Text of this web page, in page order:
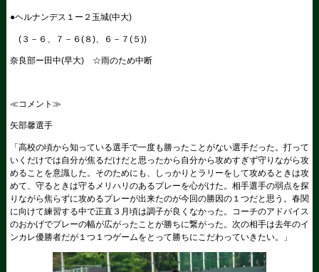
●ヘルナンデス１ー２玉城(中大)
(３－６、７－６(８)、６－７(５))
奈良部ー田中(早大) ☆雨のため中断
≪コメント≫
矢部馨選手
「高校の頃から知っている選手で一度も勝ったことがない選手だった。打って
いくだけでは自分が焦るだけだと思ったから自分から攻めすぎず守りながら攻
めることを意識した。そのためにも、しっかりとラリーをして攻めるときは攻
めて、守るときは守るメリハリのあるプレーを心がけた。相手選手の弱点を探
りながら焦らずに攻めるプレーが出来たのが今回の勝因の１つだと思う。春関
に向けて練習する中で正直３月頃は調子が良くなかった。コーチのアドバイス
のおかげでプレーの幅が広がったことが勝ちに繋がった。次の相手は去年のイ
ンカレ優勝者だが１つ１つゲームをとって勝ちにこだわっていきたい。」